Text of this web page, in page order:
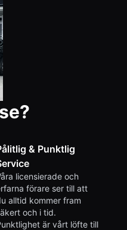
& Punktlig
licensierade och
förare ser till att
alltid kommer fram
och i tid.
är vårt löfte till